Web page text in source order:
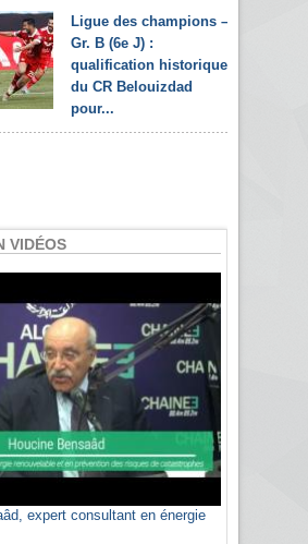
Ligue des champions –
Gr. B (6e J) :
qualification historique
du CR Belouizdad
pour...
VIDÉOS
expert consultant en énergie